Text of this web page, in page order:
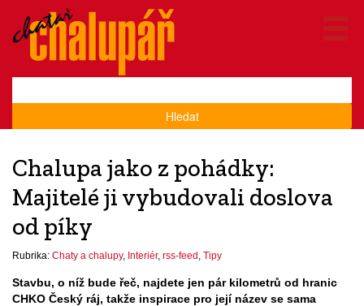
Hledat
Chalupa jako z pohádky:
Majitelé ji vybudovali doslova
od píky
Rubrika: Chaty a chalupy, Interiér, rss-feed Tipy
Stavbu, o níž bude řeč, najdete jen pár kilometrů od hranic
CHKO Český ráj, takže inspirace pro její název se sama